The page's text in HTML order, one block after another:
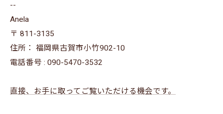
--
Anela
〒 811-3135
住所： 福岡県古賀市小竹902-10
電話番号 : 090-5470-3532
直接、お手に取ってご覧いただける機会です。